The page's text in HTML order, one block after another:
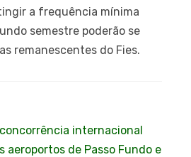
a frequência mínima
semestre poderão se
remanescentes do Fies.
internacional
aeroportos de Passo Fundo e